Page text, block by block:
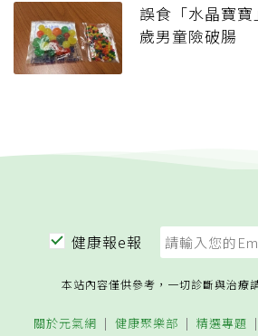
誤食「水晶寶
歲男童險破腸
健康報e報
本站內容僅供參考，一切診斷與治療
關於元氣網 健康聚樂部 精選專題